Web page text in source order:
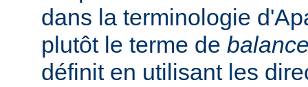
dans la terminologie
plutôt le terme de
définit en utilisant les